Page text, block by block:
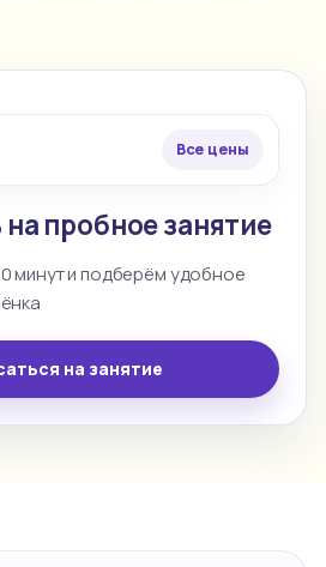
Все цены
пробное занятие
минут и подберём удобное
на занятие